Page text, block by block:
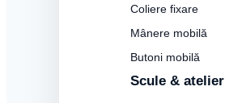
Coliere fixare
Mânere mobilă
Butoni mobilă
Scule & atelier